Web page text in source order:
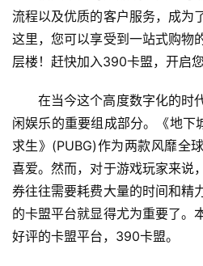
流程以及优质的客户服务，成为
这里，您可以享受到一站式购物
层楼！赶快加入390卡盟，开启
在当今这个高度数字化的时
闲娱乐的重要组成部分。《地下
求生》(PUBG)作为两款风靡全
喜爱。然而，对于游戏玩家来说
券往往需要耗费大量的时间和精
的卡盟平台就显得尤为重要了。
好评的卡盟平台，390卡盟。